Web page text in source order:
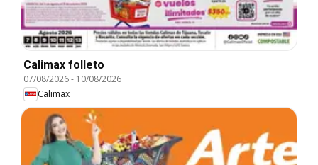
Calimax folleto
07/08/2026- 10/08/2026
Calimax